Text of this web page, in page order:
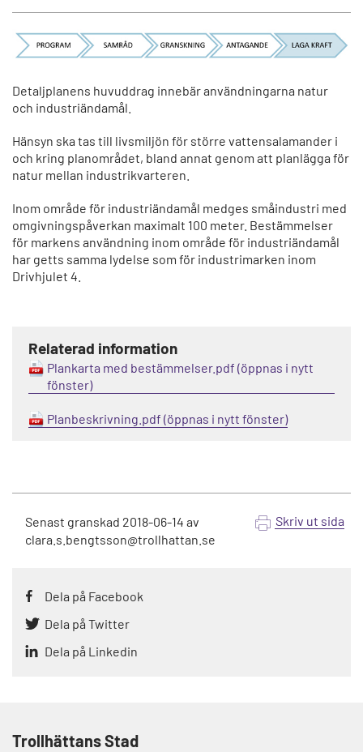
Detaljplanens huvuddrag innebär användningarna natur
och industriändamål.
Hänsyn ska tas till livsmiljön för större vattensalamander i
och kring planområdet, bland annat genom att planlägga för
natur mellan industrikvarteren.
Inom område för industriändamål medges småindustri med
omgivningspåverkan maximalt 100 meter. Bestämmelser
för markens användning inom område för industriändamål
har getts samma lydelse som för industrimarken inom
Drivhjulet 4.
Relaterad information
Plankarta med bestämmelser.pdf
Planbeskrivning.pdf
Senast granskad 2018-06-14 av
clara.s.bengtsson@trollhattan.se
Skriv ut sida
Dela på Facebook
Dela på Twitter
Dela på Linkedin
Trollhättans Stad